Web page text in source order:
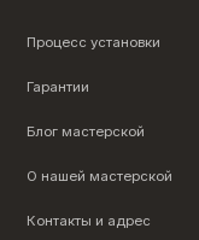
Процесс установки
Гарантии
Блог мастерской
О нашей мастерской
Контакты и адрес